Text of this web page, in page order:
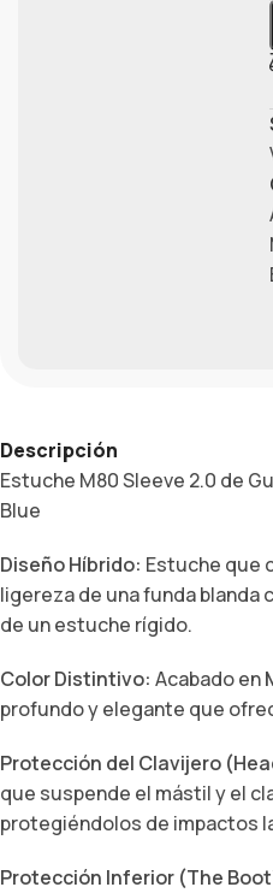
Descripción
Estuche M80 Sleeve 2.0 de
Blue
Diseño Híbrido: Estuche que
ligereza de una funda
de un estuche rígido.
Color Distintivo: Acabado en
profundo y elegante que
Protección del Clavijero
que suspende el mástil y el
protegiéndolos de impactos
Protección Inferior (The